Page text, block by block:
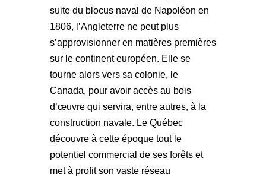
suite du blocus naval de Napoléon en
1806, l’Angleterre ne peut plus
s’approvisionner en matières premières
sur le continent européen. Elle se
tourne alors vers sa colonie, le
Canada, pour avoir accès au bois
d’œuvre qui servira, entre autres, à la
construction navale. Le Québec
découvre à cette époque tout le
potentiel commercial de ses forêts et
met à profit son vaste réseau